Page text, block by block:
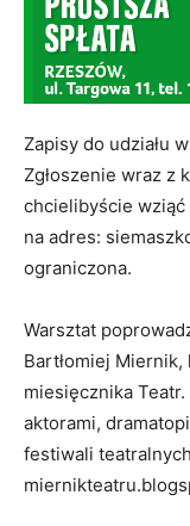
Zapisy do udziału
Zgłoszenie wraz z
chcielibyście wziąć
na adres:
ograniczona.
Warsztat
Bartłomiej
miesięcznika
aktorami,
festiwali